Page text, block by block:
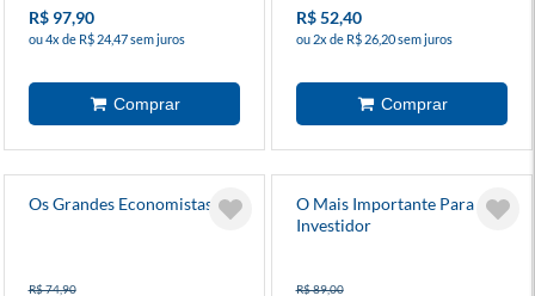
R$ 97,90
ou 4x de R$ 24,47 sem juros
R$ 52,40
ou 2x de R$ 26,20 sem juros
Os Grandes Economistas
R$ 74,90
O Mais Importante Para O
Investidor
R$ 89,00